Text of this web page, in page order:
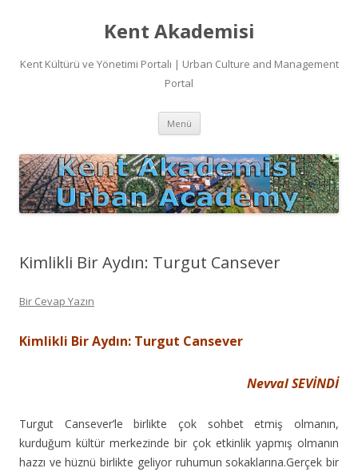
Kent Akademisi
Kent Kültürü ve Yönetimi Portalı | Urban Culture and Management
Portal
Menü İçeriğe
Kimlikli Bir Aydın: Turgut Cansever
Bir Cevap Yazın
Kimlikli Bir Aydın: Turgut Cansever
Nevval SEVİNDİ
Turgut Cansever’le birlikte çok sohbet etmiş olmanın,
kurduğum kültür merkezinde bir çok etkinlik yapmış olmanın
hazzı ve hüznü birlikte geliyor ruhumun sokaklarına.Gerçek bir